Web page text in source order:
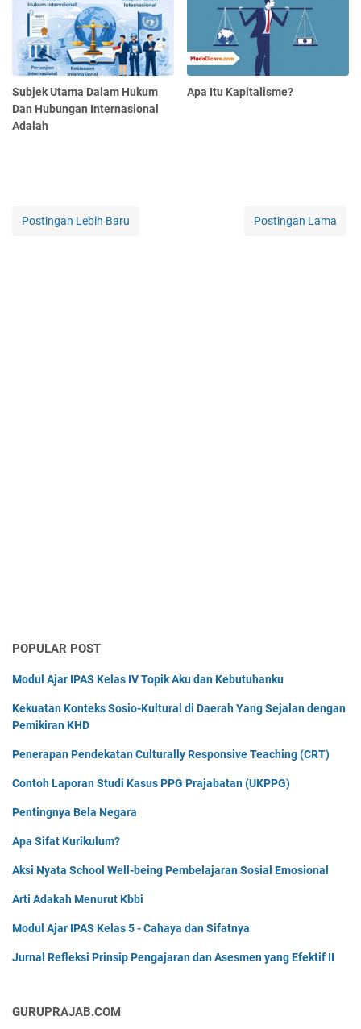
Subjek Utama Dalam Hukum
Dan Hubungan Internasional
Adalah
Apa Itu Kapitalisme?
Postingan Lebih Baru Postingan Lama
POPULAR POST
Modul Ajar IPAS Kelas IV Topik Aku dan Kebutuhanku
Kekuatan Konteks Sosio-Kultural di Daerah Yang Sejalan dengan
Pemikiran KHD
Penerapan Pendekatan Culturally Responsive Teaching (CRT)
Contoh Laporan Studi Kasus PPG Prajabatan (UKPPG)
Pentingnya Bela Negara
Apa Sifat Kurikulum?
Aksi Nyata School Well-being Pembelajaran Sosial Emosional
Arti Adakah Menurut Kbbi
Modul Ajar IPAS Kelas 5 - Cahaya dan Sifatnya
Jurnal Refleksi Prinsip Pengajaran dan Asesmen yang Efektif II
GURUPRAJAB.COM